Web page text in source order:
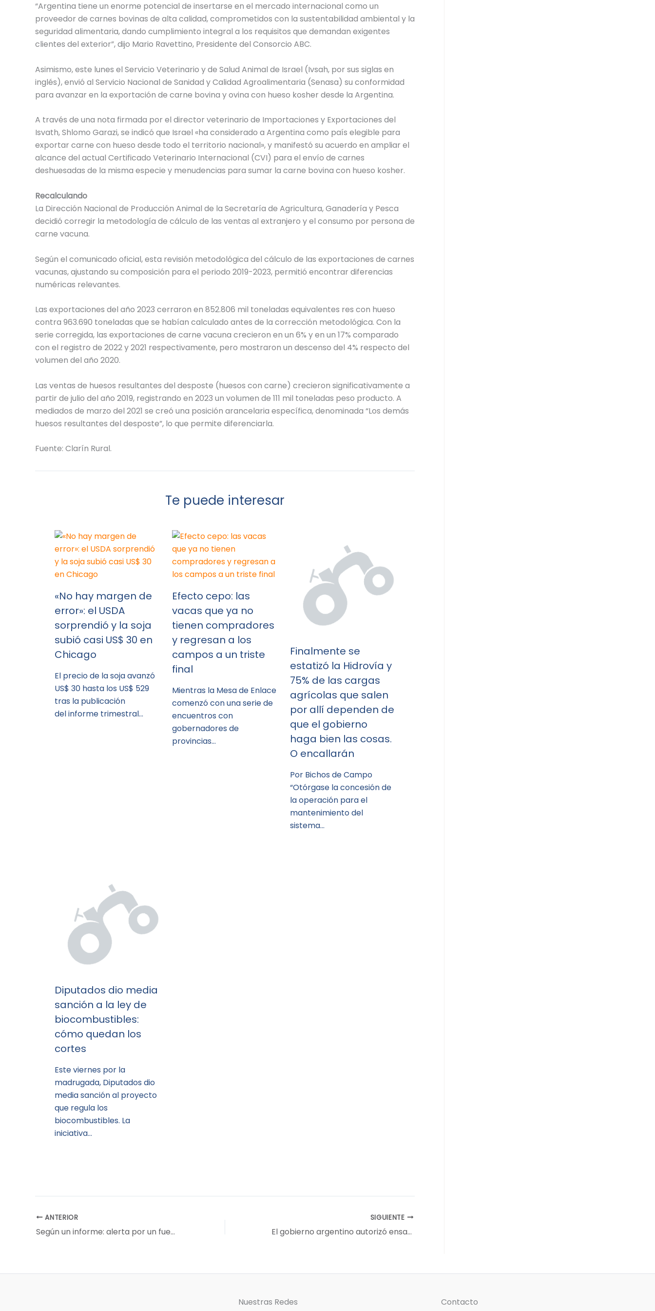
“Argentina tiene un enorme potencial de insertarse en el mercado internacional como un
proveedor de carnes bovinas de alta calidad, comprometidos con la sustentabilidad ambiental y la
seguridad alimentaria, dando cumplimiento integral a los requisitos que demandan exigentes
clientes del exterior”, dijo Mario Ravettino, Presidente del Consorcio ABC.
Asimismo, este lunes el Servicio Veterinario y de Salud Animal de Israel (Ivsah, por sus siglas en
inglés), envió al Servicio Nacional de Sanidad y Calidad Agroalimentaria (Senasa) su conformidad
para avanzar en la exportación de carne bovina y ovina con hueso kosher desde la Argentina.
A través de una nota firmada por el director veterinario de Importaciones y Exportaciones del
Isvath, Shlomo Garazi, se indicó que Israel «ha considerado a Argentina como país elegible para
exportar carne con hueso desde todo el territorio nacional», y manifestó su acuerdo en ampliar el
alcance del actual Certificado Veterinario Internacional (CVI) para el envío de carnes
deshuesadas de la misma especie y menudencias para sumar la carne bovina con hueso kosher.
Recalculando
La Dirección Nacional de Producción Animal de la Secretaría de Agricultura, Ganadería y Pesca
decidió corregir la metodología de cálculo de las ventas al extranjero y el consumo por persona de
carne vacuna.
Según el comunicado oficial, esta revisión metodológica del cálculo de las exportaciones de carnes
vacunas, ajustando su composición para el periodo 2019-2023, permitió encontrar diferencias
numéricas relevantes.
Las exportaciones del año 2023 cerraron en 852.806 mil toneladas equivalentes res con hueso
contra 963.690 toneladas que se habían calculado antes de la corrección metodológica. Con la
serie corregida, las exportaciones de carne vacuna crecieron en un 6% y en un 17% comparado
con el registro de 2022 y 2021 respectivamente, pero mostraron un descenso del 4% respecto del
volumen del año 2020.
Las ventas de huesos resultantes del desposte (huesos con carne) crecieron significativamente a
partir de julio del año 2019, registrando en 2023 un volumen de 111 mil toneladas peso producto. A
mediados de marzo del 2021 se creó una posición arancelaria específica, denominada “Los demás
huesos resultantes del desposte”, lo que permite diferenciarla.
Fuente: Clarín Rural.
Te puede interesar
«No hay margen de
error»: el USDA
sorprendió y la soja
subió casi US$ 30 en
Chicago
El precio de la soja avanzó
US$ 30 hasta los US$ 529
tras la publicación
del informe trimestral…
Efecto cepo: las
vacas que ya no
tienen compradores
y regresan a los
campos a un triste
final
Mientras la Mesa de Enlace
comenzó con una serie de
encuentros con
gobernadores de
provincias…
Finalmente se
estatizó la Hidrovía y
75% de las cargas
agrícolas que salen
por allí dependen de
que el gobierno
haga bien las cosas.
O encallarán
Por Bichos de Campo
“Otórgase la concesión de
la operación para el
mantenimiento del
sistema…
Diputados dio media
sanción a la ley de
biocombustibles:
cómo quedan los
cortes
Este viernes por la
madrugada, Diputados dio
media sanción al proyecto
que regula los
biocombustibles. La
iniciativa…
ANTERIOR
Según un informe: alerta por un fuerte deterioro en un indicador decisivo para el campo
SIGUIENTE
El gobierno argentino autorizó ensayos a campo de una variedad de caña de azúcar genéticamente modificada desarrollada en Tucumán
Nuestras Redes Contacto